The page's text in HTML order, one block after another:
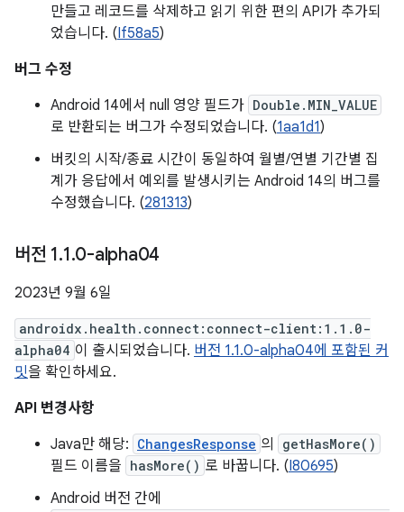
만들고 레코드를 삭제하고 읽기 위한 편의 API가 추가되
었습니다. (If58a5)
버그 수정
Android 14에서 null 영양 필드가 Double.MIN_VALUE
로 반환되는 버그가 수정되었습니다. (1aa1d1)
버킷의 시작/종료 시간이 동일하여 월별/연별 기간별 집
계가 응답에서 예외를 발생시키는 Android 14의 버그를
수정했습니다. (281313)
버전 1.1.0-alpha04
2023년 9월 6일
androidx.health.connect:connect-client:1.1.0-
alpha04 이 출시되었습니다. 버전 1.1.0-alpha04에 포함된 커
밋을 확인하세요.
API 변경사항
Java만 해당: ChangesResponse 의 getHasMore()
필드 이름을 hasMore() 로 바꿉니다. (I80695)
Android 버전 간에